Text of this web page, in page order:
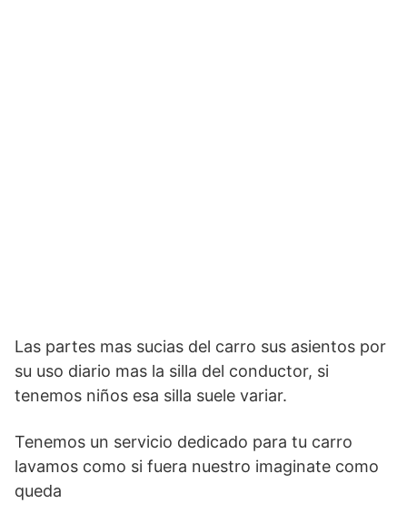
Las partes mas sucias del carro sus asientos por
su uso diario mas la silla del conductor, si
tenemos niños esa silla suele variar.
Tenemos un servicio dedicado para tu carro
lavamos como si fuera nuestro imaginate como
queda